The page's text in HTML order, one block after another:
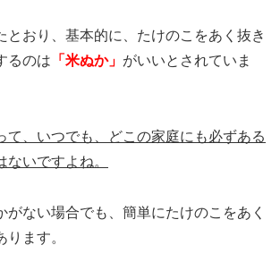
とおり、基本的に、たけのこをあく抜き
るのは 「米ぬか」 がいいとされていま
て、いつでも、どこの家庭にも必ずある
ないですよね。
がない場合でも、簡単にたけのこをあく
ます。